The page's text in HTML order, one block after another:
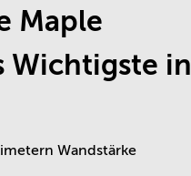
Maple
Wichtigste in
Wandstärke